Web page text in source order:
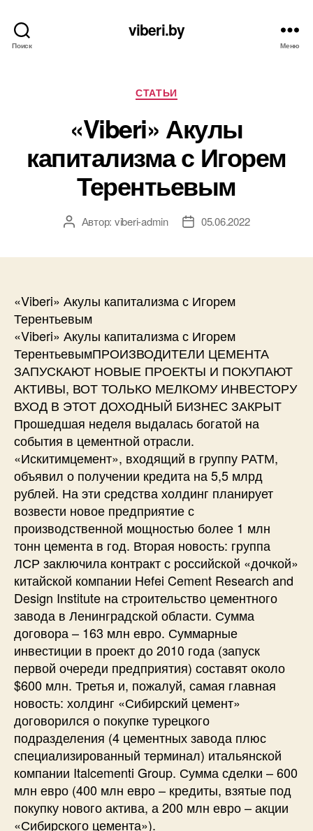
Поиск
viberi.by
Меню
Рубрики
СТАТЬИ
«Viberi» Акулы
капитализма с Игорем
Терентьевым
АвторАвтор: viberi-admin
Дата05.06.2022
«Viberi» Акулы капитализма с Игорем
Терентьевым
«Viberi» Акулы капитализма с Игорем
ТерентьевымПРОИЗВОДИТЕЛИ ЦЕМЕНТА
ЗАПУСКАЮТ НОВЫЕ ПРОЕКТЫ И ПОКУПАЮТ
АКТИВЫ, ВОТ ТОЛЬКО МЕЛКОМУ ИНВЕСТОРУ
ВХОД В ЭТОТ ДОХОДНЫЙ БИЗНЕС ЗАКРЫТ
Прошедшая неделя выдалась богатой на
события в цементной отрасли.
«Искитимцемент», входящий в группу РАТМ,
объявил о получении кредита на 5,5 млрд
рублей. На эти средства холдинг планирует
возвести новое предприятие с
производственной мощностью более 1 млн
тонн цемента в год. Вторая новость: группа
ЛСР заключила контракт с российской «дочкой»
китайской компании Hefei Cement Research and
Design Institute на строительство цементного
завода в Ленинградской области. Сумма
договора – 163 млн евро. Суммарные
инвестиции в проект до 2010 года (запуск
первой очереди предприятия) составят около
$600 млн. Третья и, пожалуй, самая главная
новость: холдинг «Сибирский цемент»
договорился о покупке турецкого
подразделения (4 цементных завода плюс
специализированный терминал) итальянской
компании Italcementi Group. Сумма сделки – 600
млн евро (400 млн евро – кредиты, взятые под
покупку нового актива, а 200 млн евро – акции
«Сибирского цемента»).